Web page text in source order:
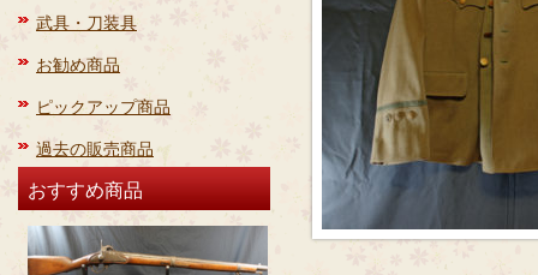
武具・刀装具
お勧め商品
ピックアップ商品
過去の販売商品
おすすめ商品